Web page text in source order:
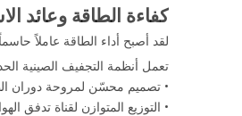
كفاءة الطاقة وعائد
لقد أصبح أداء الطاقة عاملاً
تعمل أنظمة التجفيف الصينية
• تصميم محسّن لمروحة دوران
• التوزيع المتوازن لقناة تدفق